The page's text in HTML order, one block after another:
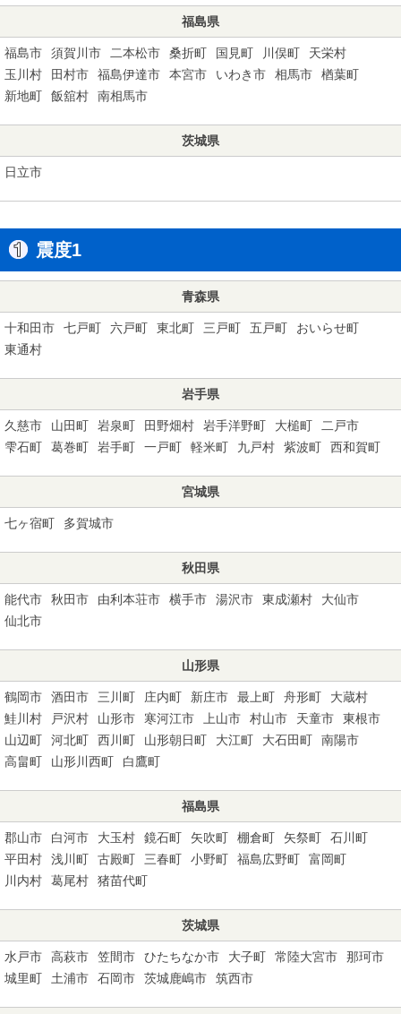
福島県
福島市 須賀川市 二本松市 桑折町 国見町 川俣町
天栄村
玉川村
田村市 福島伊達市 本宮市 いわき市 相馬市
楢葉町
新地町
飯舘村 南相馬市
茨城県
日立市
震度1
青森県
十和田市 七戸町 六戸町 東北町 三戸町 五戸町
おいらせ町
東通村
岩手県
久慈市 山田町 岩泉町 田野畑村 岩手洋野町 大槌町
二戸市
雫石町
葛巻町 岩手町 一戸町 軽米町 九戸村 紫波町 西和賀町
宮城県
七ヶ宿町 多賀城市
秋田県
能代市 秋田市 由利本荘市 横手市 湯沢市 東成瀬村
大仙市
仙北市
山形県
鶴岡市 酒田市 三川町 庄内町 新庄市 最上町 舟形町
大蔵村
鮭川村
戸沢村 山形市 寒河江市 上山市 村山市 天童市
東根市
山辺町
河北町 西川町 山形朝日町 大江町 大石田町
南陽市
高畠町
山形川西町 白鷹町
福島県
郡山市 白河市 大玉村 鏡石町 矢吹町 棚倉町 矢祭町
石川町
平田村
浅川町 古殿町 三春町 小野町 福島広野町
富岡町
川内村
葛尾村 猪苗代町
茨城県
水戸市 高萩市 笠間市 ひたちなか市 大子町 常陸大宮市
那珂市
城里町
土浦市 石岡市 茨城鹿嶋市 筑西市